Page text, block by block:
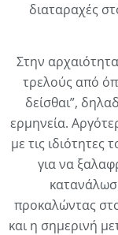
διαταραχές
Στην
τρελούς από
δείσθαι”,
ερμηνεία.
με τις
για να
προκαλώντας
και η σημερινή